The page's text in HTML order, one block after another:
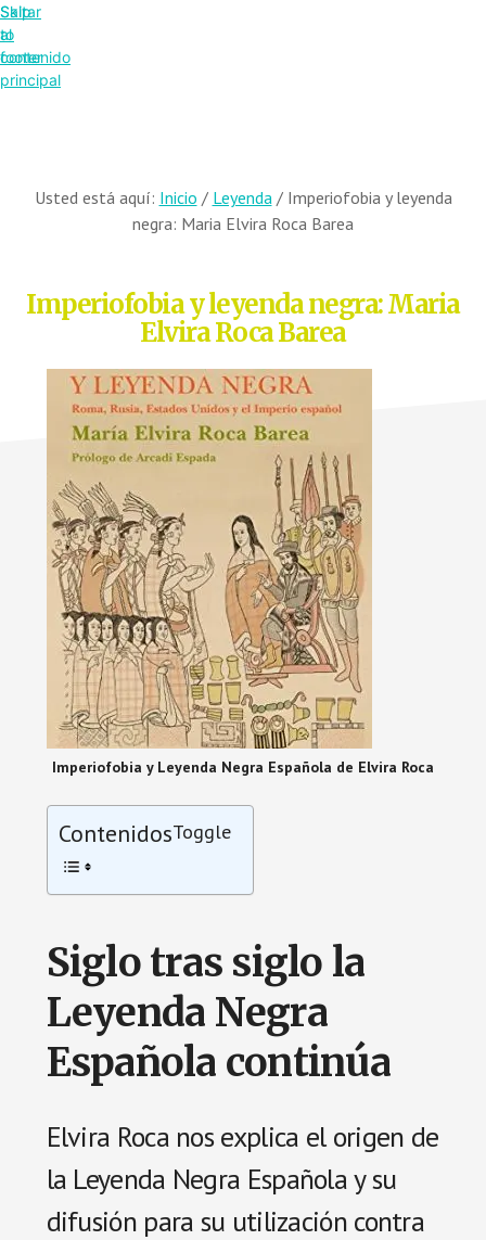
Saltar
al
contenido
principal
Skip
to
footer
Usted está aquí: Inicio / Leyenda /Imperiofobia y leyenda
negra: Maria Elvira Roca Barea
Imperiofobia y leyenda negra: Maria
Elvira Roca Barea
Imperiofobia y Leyenda Negra Española de Elvira Roca
ContenidosToggle
Siglo tras siglo la
Leyenda Negra
Española continúa
Elvira Roca nos explica el origen de
la Leyenda Negra Española y su
difusión para su utilización contra